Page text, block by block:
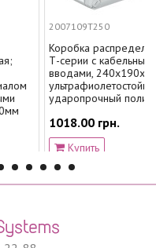
2007109T250
Коробка распределительная
Т-серии с кабельными
вводами, 240х190х95, IP66,
ультрафиолетостойкий,
ударопрочный
1018.00 грн.
Купить